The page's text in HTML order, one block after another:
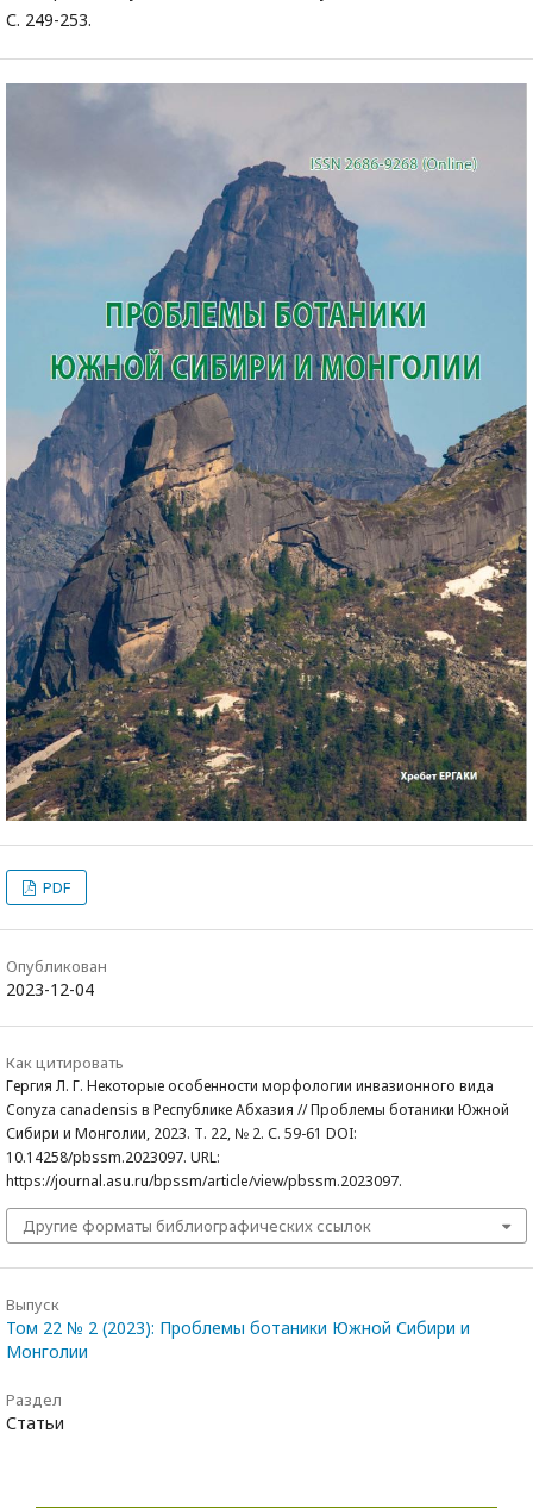
С. 249-253.
PDF
Опубликован
2023-12-04
Как цитировать
Гергия Л. Г. Некоторые особенности морфологии инвазионного вида
Conyza canadensis в Республике Абхазия // Проблемы ботаники Южной
Сибири и Монголии, 2023. Т. 22, № 2. С. 59-61 DOI:
10.14258/pbssm.2023097. URL:
https://journal.asu.ru/bpssm/article/view/pbssm.2023097.
Другие форматы библиографических ссылок
Выпуск
Том 22 № 2 (2023): Проблемы ботаники Южной Сибири и
Монголии
Раздел
Статьи